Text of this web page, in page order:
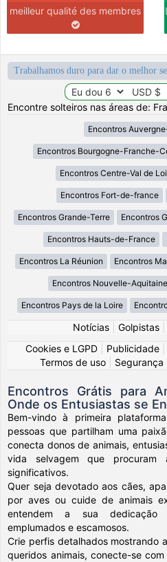
meilleur qualité des membres
Trabalhamos duro para dar o melhor
Encontre solteiros nas áreas de:
Encontros
Encontros Bourgogne-Franche-
Encontros Centre-Val de
Encontros Fort-de-france
Encontros Grande-Terre Encontros
Encontros Hauts-de-France
Encontros La Réunion Encontros
Encontros Nouvelle-Aquitaine
Encontros Pays de la Loire
Notícias Golpistas
Cookies e LGPD
Publicidade
Termos de uso
Segurança
Encontros Grátis para
Onde os Entusiastas se
Bem-vindo à primeira
pessoas que partilham uma
conecta donos de animais,
vida selvagem que procuram
significativos.
Quer seja devotado aos cães,
por aves ou cuide de animais
entendem a sua dedicação
emplumados e escamosos.
Crie perfis detalhados mostrando
queridos animais, conecte-se